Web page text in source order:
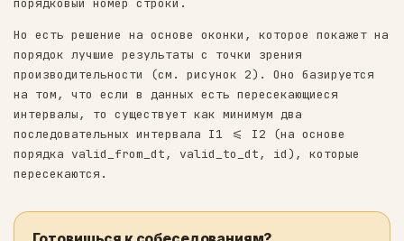
на наличие ошибок.
Решение в лоб могло бы выглядеть следующим
(см. рисунок 1). Я добавил поле id, чтобы
порядковый номер строки.
Но есть решение на основе оконки, которое
порядок лучшие результаты с точки зрения
на том, что если в данных есть
интервалы, то существует как минимум два